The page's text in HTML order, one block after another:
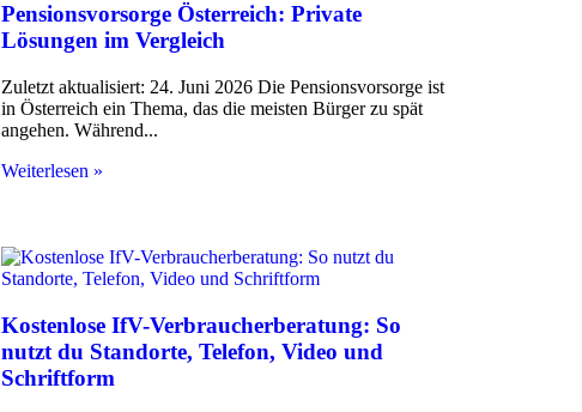
Pensionsvorsorge Österreich: Private
Lösungen im Vergleich
Zuletzt aktualisiert: 24. Juni 2026 Die Pensionsvorsorge ist
in Österreich ein Thema, das die meisten Bürger zu spät
angehen. Während
Weiterlesen »
Kostenlose IfV-Verbraucherberatung: So
nutzt du Standorte, Telefon, Video und
Schriftform